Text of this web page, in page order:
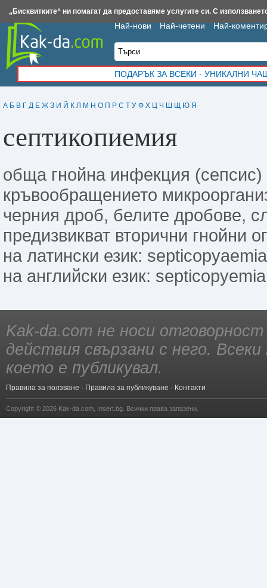
А Б В Г Д Е Ж З И Й К Л М Н О П Р С Т У Ф Х Ц Ч Ш Щ Ю Я
септикопиемия
обща гнойна инфекция (сепсис)
кръвообращението
черния дроб, белите дробове,
предизвикват вторични гнойни
на латински език:
на английски език:
Най-нови Най-четени Най-
ПОДАРЪК ЗА ВСЕКИ - УНИКАЛНИ
Insert.bg Framar.bg Kak-da.com Iztochnik.com BauBau.bg NewAge.bg
Kak-da.com не носи
действия свързани с него.
което е публикувал.
Правила за ползване · Правила за публикуване · Контакти
Copyright © 2026 Kak-da.com Insert.bg . Всички права запазени.
„Бисквитките“ ни помагат да предоставяме услугите си. С